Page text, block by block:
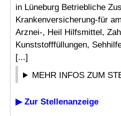
in Lüneburg Betriebliche
Krankenversicherung-für
Arznei-, Heil Hilfsmittel,
Kunststofffüllungen,
[...]
MEHR INFOS ZUM
▶ Zur Stellenanzeige